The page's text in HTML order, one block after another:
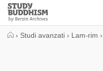
Close
Study
Buddhism
› Studi avanzati › Lam-rim ›